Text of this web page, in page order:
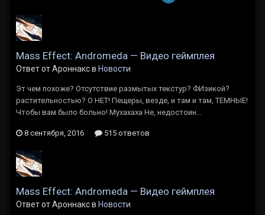
Mass Effect: Andromeda — Видео геймплея
Ответ от Ароннакс в Новости
Эт чем похоже? Отсутствие размытых текстур? ФИзикой?
растительностью? О НЕТ! Пещеры, везде, и там и там, ТЕМНЫЕ!
Чтобы вам было больно! Мухахаха Не, недостоин...
8 сентября, 2016 515 ответов
Mass Effect: Andromeda — Видео геймплея
Ответ от Ароннакс в Новости